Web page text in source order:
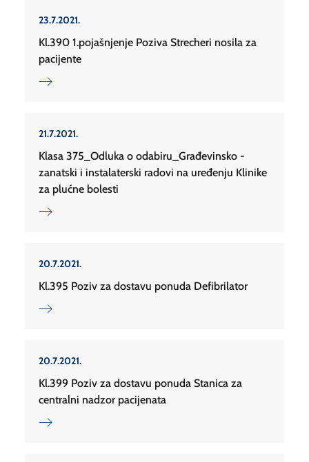
23.7.2021.
Kl.390 1.pojašnjenje Poziva Strecheri nosila za
pacijente
21.7.2021.
Klasa 375_Odluka o odabiru_Građevinsko -
zanatski i instalaterski radovi na uređenju Klinike
za plućne bolesti
20.7.2021.
Kl.395 Poziv za dostavu ponuda Defibrilator
20.7.2021.
Kl.399 Poziv za dostavu ponuda Stanica za
centralni nadzor pacijenata